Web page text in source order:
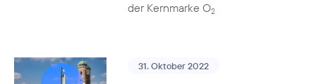
der Kernmarke O2
31. Oktober 2022